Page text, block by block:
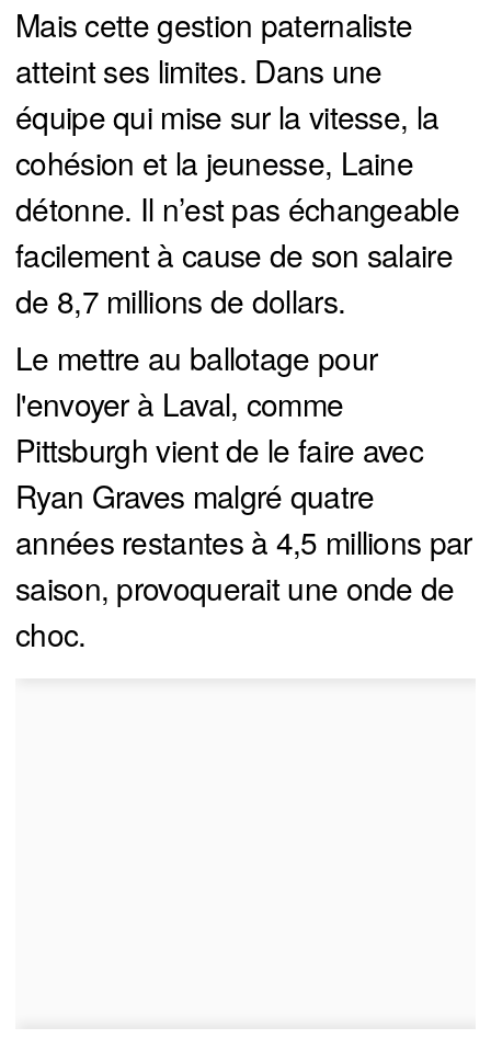
Mais cette gestion paternaliste
atteint ses limites. Dans une
équipe qui mise sur la vitesse, la
cohésion et la jeunesse, Laine
détonne. Il n’est pas échangeable
facilement à cause de son salaire
de 8,7 millions de dollars.
Le mettre au ballotage pour
l'envoyer à Laval, comme
Pittsburgh vient de le faire avec
Ryan Graves malgré quatre
années restantes à 4,5 millions par
saison, provoquerait une onde de
choc.